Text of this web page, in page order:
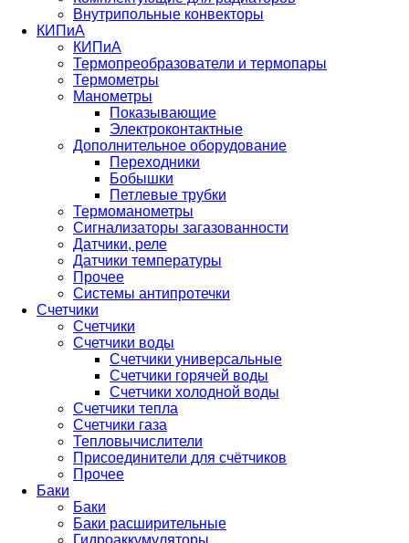
Внутрипольные конвекторы
КИПиА
КИПиА
Термопреобразователи и термопары
Термометры
Манометры
Показывающие
Электроконтактные
Дополнительное оборудование
Переходники
Бобышки
Петлевые трубки
Термоманометры
Сигнализаторы загазованности
Датчики, реле
Датчики температуры
Прочее
Системы антипротечки
Счетчики
Счетчики
Счетчики воды
Счетчики универсальные
Счетчики горячей воды
Счетчики холодной воды
Счетчики тепла
Счетчики газа
Тепловычислители
Присоединители для счётчиков
Прочее
Баки
Баки
Баки расширительные